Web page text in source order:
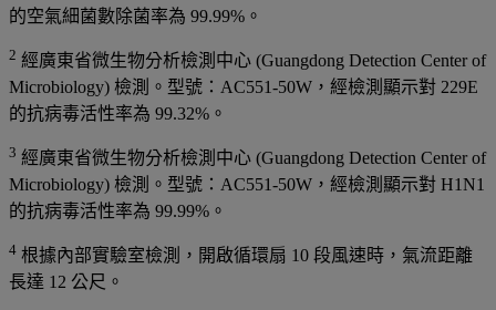
的空氣細菌數除菌率為 99.99%。
2 經廣東省微生物分析檢測中心 (Guangdong Detection Center of
Microbiology) 檢測。型號：AC551-50W，經檢測顯示對 229E
的抗病毒活性率為 99.32%。
3 經廣東省微生物分析檢測中心 (Guangdong Detection Center of
Microbiology) 檢測。型號：AC551-50W，經檢測顯示對 H1N1
的抗病毒活性率為 99.99%。
4 根據內部實驗室檢測，開啟循環扇 10 段風速時，氣流距離
長達 12 公尺。